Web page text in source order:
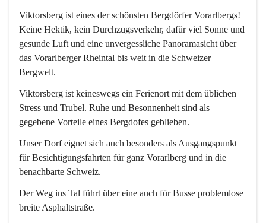
Viktorsberg ist eines der schönsten Bergdörfer Vorarlbergs!
Keine Hektik, kein Durchzugsverkehr, dafür viel Sonne und
gesunde Luft und eine unvergessliche Panoramasicht über
das Vorarlberger Rheintal bis weit in die Schweizer
Bergwelt.
Viktorsberg ist keineswegs ein Ferienort mit dem üblichen
Stress und Trubel. Ruhe und Besonnenheit sind als
gegebene Vorteile eines Bergdofes geblieben.
Unser Dorf eignet sich auch besonders als Ausgangspunkt
für Besichtigungsfahrten für ganz Vorarlberg und in die
benachbarte Schweiz.
Der Weg ins Tal führt über eine auch für Busse problemlose
breite Asphaltstraße.